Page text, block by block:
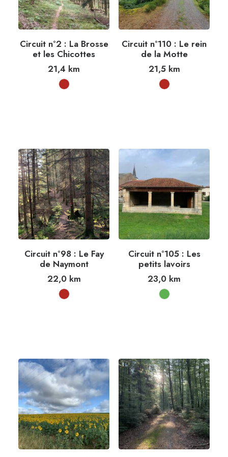
Circuit n°2 : La Brosse
et les Chicottes
21,4 km
Circuit n°110 : Le rein
de la Motte
21,5km
Circuit n°98 : Le Fay
de Naymont
22,0km
Circuit n°105 : Les
petits lavoirs
23,0 km